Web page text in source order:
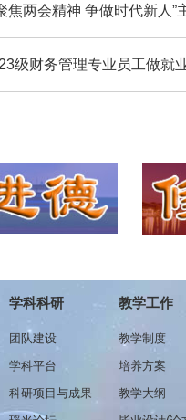
焦两会精神 争做时代新人”
级财务管理专业员工做就
学科科研
团队建设
学科平台
科研项目与成果
教学工作
教学制度
培养方案
教学大纲